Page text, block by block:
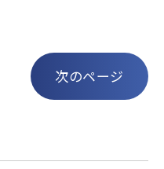
次のページ